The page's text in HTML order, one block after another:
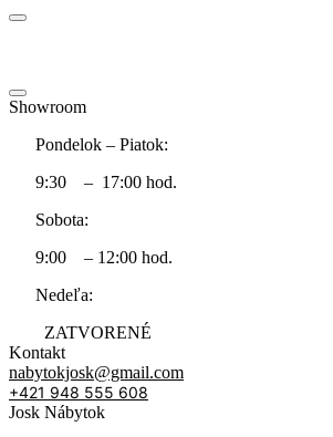
Showroom
Pondelok – Piatok:
9:30 – 17:00 hod.
Sobota:
9:00 – 12:00 hod.
Nedeľa:
ZATVORENÉ
Kontakt
nabytokjosk@gmail.com
+421 948 555 608
Josk Nábytok